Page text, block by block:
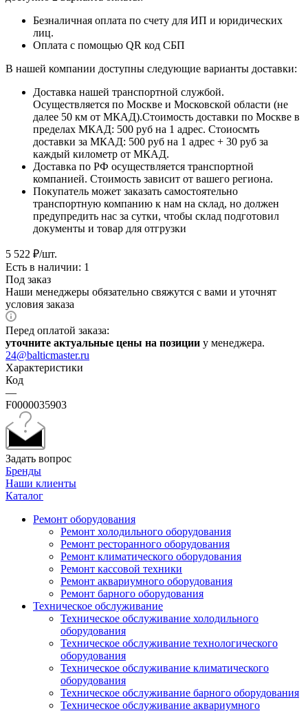
Безналичная оплата по счету для ИП и юридических
лиц.
Оплата с помощью QR код СБП
В нашей компании доступны следующие варианты доставки:
Доставка нашей транспортной службой.
Осуществляется по Москве и Московской области (не
далее 50 км от МКАД).Стоимость доставки по Москве в
пределах МКАД: 500 руб на 1 адрес. Стоиосмть
доставки за МКАД: 500 руб на 1 адрес + 30 руб за
каждый километр от МКАД.
Доставка по РФ осуществляется транспортной
компанией. Стоимость зависит от вашего региона.
Покупатель может заказать самостоятельно
транспортную компанию к нам на склад, но должен
предупредить нас за сутки, чтобы склад подготовил
документы и товар для отгрузки
5 522 ₽/шт.
Есть в наличии: 1
Под заказ
Наши менеджеры обязательно свяжутся с вами и уточнят
условия заказа
Перед оплатой заказа:
уточните актуальные цены на позиции у менеджера.
24@balticmaster.ru
Характеристики
Код
—
F0000035903
Задать вопрос
Бренды
Наши клиенты
Каталог
Ремонт оборудования
Ремонт холодильного оборудования
Ремонт ресторанного оборудования
Ремонт климатического оборудования
Ремонт кассовой техники
Ремонт аквариумного оборудования
Ремонт барного оборудования
Техническое обслуживание
Техническое обслуживание холодильного
оборудования
Техническое обслуживание технологического
оборудования
Техническое обслуживание климатического
оборудования
Техническое обслуживание барного оборудования
Техническое обслуживание аквариумного